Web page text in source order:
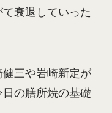
衰退していった
三や岩崎新定が
の膳所焼の基礎